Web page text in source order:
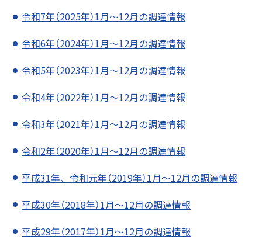
令和7年（2025年）1月～12月の調達情報
令和6年（2024年）1月～12月の調達情報
令和5年（2023年）1月～12月の調達情報
令和4年（2022年）1月～12月の調達情報
令和3年（2021年）1月～12月の調達情報
令和2年（2020年）1月～12月の調達情報
平成31年、令和元年（2019年）1月～12月の調達情報
平成30年（2018年）1月～12月の調達情報
平成29年（2017年）1月～12月の調達情報